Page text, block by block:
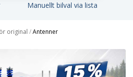
Manuellt bilval via lista
original /Antenner